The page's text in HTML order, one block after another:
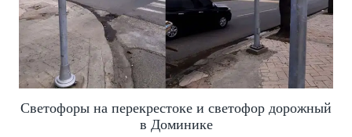
Светофоры на перекрестоке и светофор дорожный
в Доминике